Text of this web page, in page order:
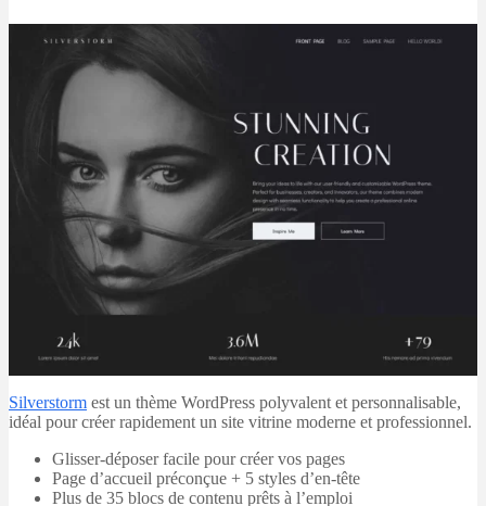
Silverstorm est un thème WordPress polyvalent et personnalisable,
idéal pour créer rapidement un site vitrine moderne et professionnel.
Glisser-déposer facile pour créer vos pages
Page d’accueil préconçue + 5 styles d’en-tête
Plus de 35 blocs de contenu prêts à l’emploi